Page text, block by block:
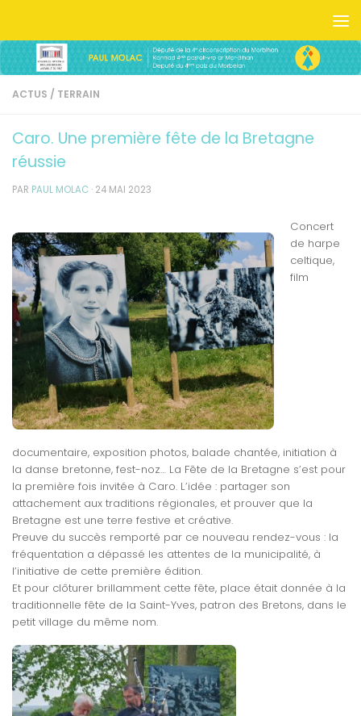
ACTUS / TERRAIN
Caro. Une première fête de la Bretagne
réussie
PAR PAUL MOLAC · 24 MAI 2023
Concert
de harpe
celtique,
film
documentaire, exposition photos, balade chantée, initiation à
la danse bretonne, fest-noz… La Fête de la Bretagne s’est pour
la première fois invitée à Caro. L’idée : partager son
attachement aux traditions régionales, et prouver que la
Bretagne est une terre festive et créative.
Preuve du succès remporté par ce nouveau rendez-vous : la
fréquentation a dépassé les attentes de la municipalité, à
l’initiative de cette première édition.
Et pour clôturer brillamment cette fête, place était donnée à la
traditionnelle fête de la Saint-Yves, patron des Bretons, dans le
petit village du même nom.